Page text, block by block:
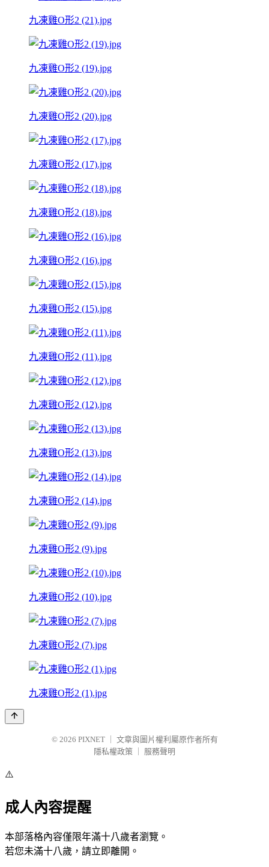
九凍雞O形2 (21).jpg
九凍雞O形2 (19).jpg
九凍雞O形2 (20).jpg
九凍雞O形2 (17).jpg
九凍雞O形2 (18).jpg
九凍雞O形2 (16).jpg
九凍雞O形2 (15).jpg
九凍雞O形2 (11).jpg
九凍雞O形2 (12).jpg
九凍雞O形2 (13).jpg
九凍雞O形2 (14).jpg
九凍雞O形2 (9).jpg
九凍雞O形2 (10).jpg
九凍雞O形2 (7).jpg
九凍雞O形2 (1).jpg
© 2026 PIXNET
文章與圖片權利屬原作者所有
隱私權政策
服務聲明
⚠️
成人內容提醒
本部落格內容僅限年滿十八歲者瀏覽。
若您未滿十八歲，請立即離開。